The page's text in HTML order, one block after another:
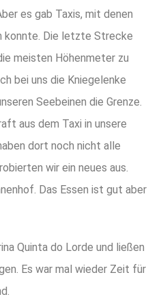
es gab Taxis, mit denen
konnte. Die letzte Strecke
meisten Höhenmeter zu
bei uns die Kniegelenke
Seebeinen die Grenze.
aus dem Taxi in unsere
dort noch nicht alle
wir ein neues aus.
Das Essen ist gut aber
Quinta do Lorde und ließen
Es war mal wieder Zeit für